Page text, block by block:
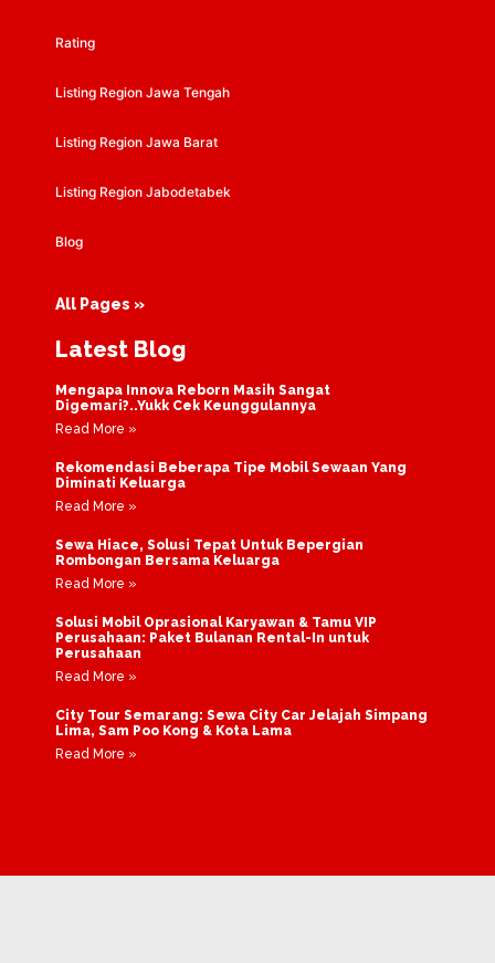
Rating
Listing Region Jawa Tengah
Listing Region Jawa Barat
Listing Region Jabodetabek
Blog
All Pages »
Latest Blog
Mengapa Innova Reborn Masih Sangat
Digemari?..Yukk Cek Keunggulannya
Read More »
Rekomendasi Beberapa Tipe Mobil Sewaan Yang
Diminati Keluarga
Read More »
Sewa Hiace, Solusi Tepat Untuk Bepergian
Rombongan Bersama Keluarga
Read More »
Solusi Mobil Oprasional Karyawan & Tamu VIP
Perusahaan: Paket Bulanan Rental-In untuk
Perusahaan
Read More »
City Tour Semarang: Sewa City Car Jelajah Simpang
Lima, Sam Poo Kong & Kota Lama
Read More »